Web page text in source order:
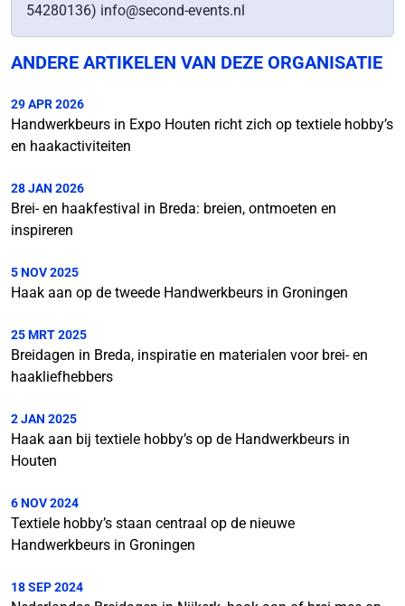
54280136) info@second-events.nl
ANDERE ARTIKELEN VAN DEZE ORGANISATIE
29 APR 2026
Handwerkbeurs in Expo Houten richt zich op textiele hobby’s
en haakactiviteiten
28 JAN 2026
Brei- en haakfestival in Breda: breien, ontmoeten en
inspireren
5 NOV 2025
Haak aan op de tweede Handwerkbeurs in Groningen
25 MRT 2025
Breidagen in Breda, inspiratie en materialen voor brei- en
haakliefhebbers
2 JAN 2025
Haak aan bij textiele hobby’s op de Handwerkbeurs in
Houten
6 NOV 2024
Textiele hobby’s staan centraal op de nieuwe
Handwerkbeurs in Groningen
18 SEP 2024